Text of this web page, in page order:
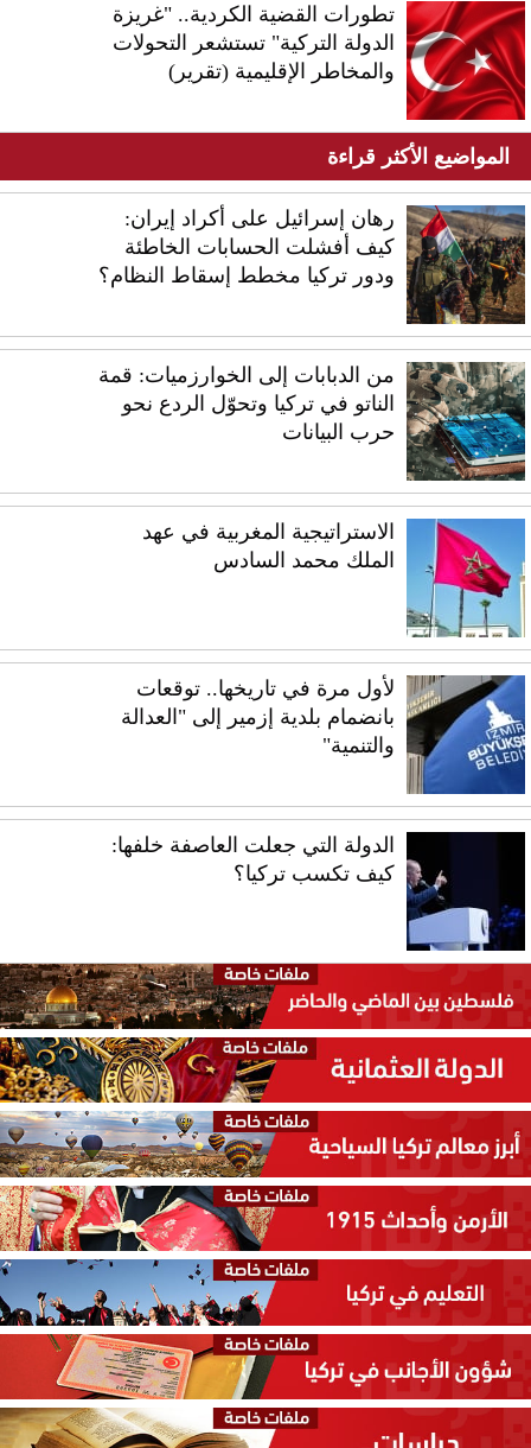
تطورات القضية الكردية.. "غريزة
الدولة التركية" تستشعر التحولات
والمخاطر الإقليمية (تقرير)
المواضيع الأكثر قراءة
رهان إسرائيل على أكراد إيران:
كيف أفشلت الحسابات الخاطئة
ودور تركيا مخطط إسقاط النظام؟
من الدبابات إلى الخوارزميات: قمة
الناتو في تركيا وتحوّل الردع نحو
حرب البيانات
الاستراتيجية المغربية في عهد
الملك محمد السادس
لأول مرة في تاريخها.. توقعات
بانضمام بلدية إزمير إلى "العدالة
والتنمية"
الدولة التي جعلت العاصفة خلفها:
كيف تكسب تركيا؟